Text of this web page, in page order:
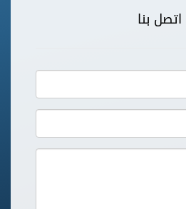
اتصل بنا